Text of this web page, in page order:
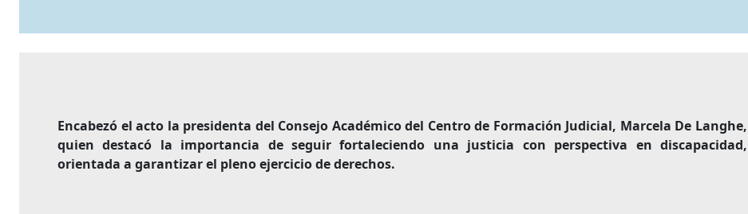
Encabezó el acto la presidenta del Consejo Académico del Centro de Formación Judicial, Marcela De Langhe,
quien destacó la importancia de seguir fortaleciendo una justicia con perspectiva en discapacidad,
orientada a garantizar el pleno ejercicio de derechos.